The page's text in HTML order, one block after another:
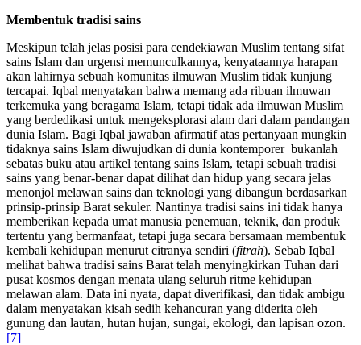
Membentuk tradisi sains
Meskipun telah jelas posisi para cendekiawan Muslim tentang sifat
sains Islam dan urgensi memunculkannya, kenyataannya harapan
akan lahirnya sebuah komunitas ilmuwan Muslim tidak kunjung
tercapai. Iqbal menyatakan bahwa memang ada ribuan ilmuwan
terkemuka yang beragama Islam, tetapi tidak ada ilmuwan Muslim
yang berdedikasi untuk mengeksplorasi alam dari dalam pandangan
dunia Islam. Bagi Iqbal jawaban afirmatif atas pertanyaan mungkin
tidaknya sains Islam diwujudkan di dunia kontemporer bukanlah
sebatas buku atau artikel tentang sains Islam, tetapi sebuah tradisi
sains yang benar-benar dapat dilihat dan hidup yang secara jelas
menonjol melawan sains dan teknologi yang dibangun berdasarkan
prinsip-prinsip Barat sekuler. Nantinya tradisi sains ini tidak hanya
memberikan kepada umat manusia penemuan, teknik, dan produk
tertentu yang bermanfaat, tetapi juga secara bersamaan membentuk
kembali kehidupan menurut citranya sendiri (fitrah). Sebab Iqbal
melihat bahwa tradisi sains Barat telah menyingkirkan Tuhan dari
pusat kosmos dengan menata ulang seluruh ritme kehidupan
melawan alam. Data ini nyata, dapat diverifikasi, dan tidak ambigu
dalam menyatakan kisah sedih kehancuran yang diderita oleh
gunung dan lautan, hutan hujan, sungai, ekologi, dan lapisan ozon.
[7]